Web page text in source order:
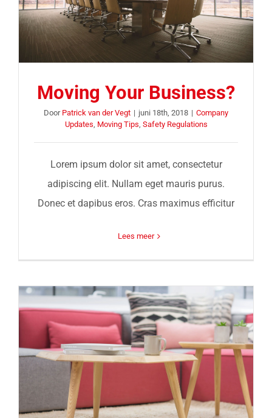
Moving Your Business?
Door Patrick van der Vegt | juni 18th, 2018 | Company
Updates, Moving Tips, Safety Regulations
Lorem ipsum dolor sit amet, consectetur
adipiscing elit. Nullam eget mauris purus.
Donec et dapibus eros. Cras maximus efficitur
Lees meer